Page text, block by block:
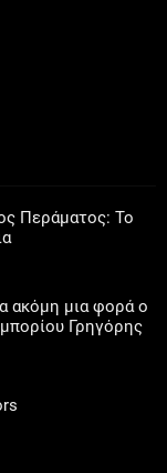
Περάματος: Το
ακόμη μια φορά ο
Γρηγόρης